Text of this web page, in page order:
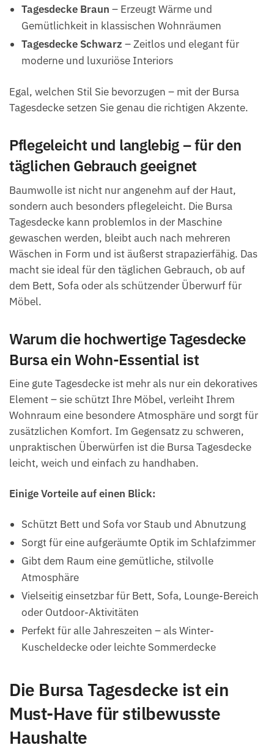
Tagesdecke Braun – Erzeugt Wärme und
Gemütlichkeit in klassischen Wohnräumen
Tagesdecke Schwarz – Zeitlos und elegant für
moderne und luxuriöse Interiors
Egal, welchen Stil Sie bevorzugen – mit der Bursa
Tagesdecke setzen Sie genau die richtigen Akzente.
Pflegeleicht und langlebig – für den
täglichen Gebrauch geeignet
Baumwolle ist nicht nur angenehm auf der Haut,
sondern auch besonders pflegeleicht. Die Bursa
Tagesdecke kann problemlos in der Maschine
gewaschen werden, bleibt auch nach mehreren
Wäschen in Form und ist äußerst strapazierfähig. Das
macht sie ideal für den täglichen Gebrauch, ob auf
dem Bett, Sofa oder als schützender Überwurf für
Möbel.
Warum die hochwertige Tagesdecke
Bursa ein Wohn-Essential ist
Eine gute Tagesdecke ist mehr als nur ein dekoratives
Element – sie schützt Ihre Möbel, verleiht Ihrem
Wohnraum eine besondere Atmosphäre und sorgt für
zusätzlichen Komfort. Im Gegensatz zu schweren,
unpraktischen Überwürfen ist die Bursa Tagesdecke
leicht, weich und einfach zu handhaben.
Einige Vorteile auf einen Blick:
Schützt Bett und Sofa vor Staub und Abnutzung
Sorgt für eine aufgeräumte Optik im Schlafzimmer
Gibt dem Raum eine gemütliche, stilvolle
Atmosphäre
Vielseitig einsetzbar für Bett, Sofa, Lounge-Bereich
oder Outdoor-Aktivitäten
Perfekt für alle Jahreszeiten – als Winter-
Kuscheldecke oder leichte Sommerdecke
Die Bursa Tagesdecke ist ein
Must-Have für stilbewusste
Haushalte